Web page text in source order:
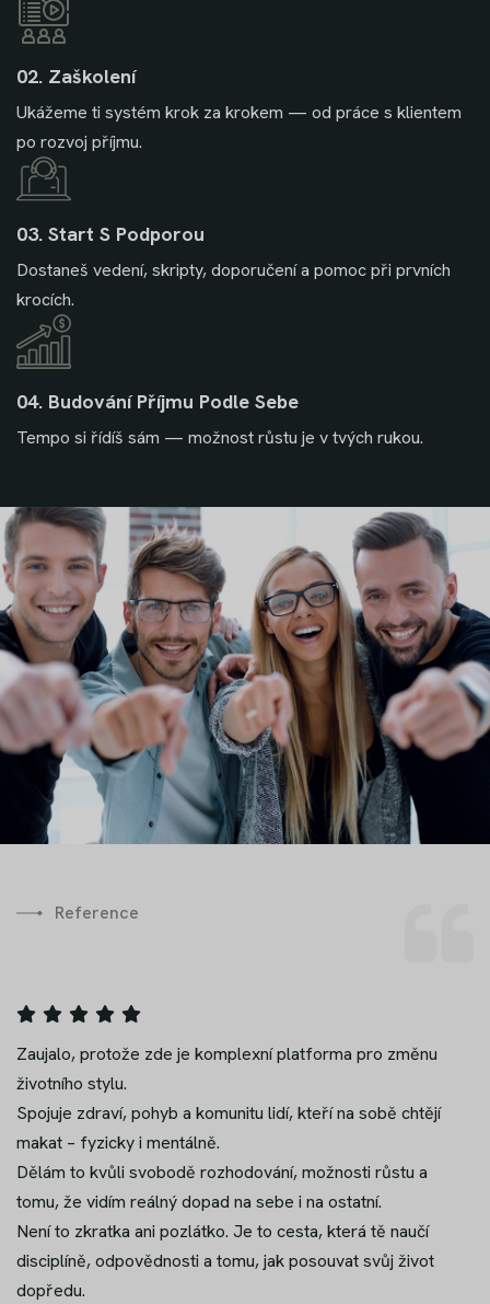
02. Zaškolení
Ukážeme ti systém krok za krokem — od práce s klientem
po rozvoj příjmu.
03. Start S Podporou
Dostaneš vedení, skripty, doporučení a pomoc při prvních
krocích.
04. Budování Příjmu Podle Sebe
Tempo si řídíš sám — možnost růstu je v tvých rukou.
Reference
Zaujalo, protože zde je komplexní platforma pro změnu
životního stylu.
Spojuje zdraví, pohyb a komunitu lidí, kteří na sobě chtějí
makat – fyzicky i mentálně.
Dělám to kvůli svobodě rozhodování, možnosti růstu a
tomu, že vidím reálný dopad na sebe i na ostatní.
Není to zkratka ani pozlátko. Je to cesta, která tě naučí
disciplíně, odpovědnosti a tomu, jak posouvat svůj život
dopředu.